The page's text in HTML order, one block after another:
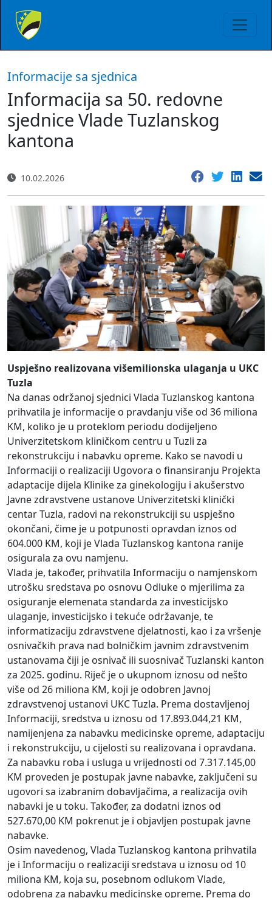
Informacije sa sjednica
Informacija sa 50. redovne
sjednice Vlade Tuzlanskog
kantona
10.02.2026
Uspješno realizovana višemilionska ulaganja u UKC
Tuzla
Na danas održanoj sjednici Vlada Tuzlanskog kantona
prihvatila je informacije o pravdanju više od 36 miliona
KM, koliko je u proteklom periodu dodijeljeno
Univerzitetskom kliničkom centru u Tuzli za
rekonstrukciju i nabavku opreme. Kako se navodi u
Informaciji o realizaciji Ugovora o finansiranju Projekta
adaptacije dijela Klinike za ginekologiju i akušerstvo
Javne zdravstvene ustanove Univerzitetski klinički
centar Tuzla, radovi na rekonstrukciji su uspješno
okončani, čime je u potpunosti opravdan iznos od
604.000 KM, koji je Vlada Tuzlanskog kantona ranije
osigurala za ovu namjenu.
Vlada je, također, prihvatila Informaciju o namjenskom
utrošku sredstava po osnovu Odluke o mjerilima za
osiguranje elemenata standarda za investicijsko
ulaganje, investicijsko i tekuće održavanje, te
informatizaciju zdravstvene djelatnosti, kao i za vršenje
osnivačkih prava nad bolničkim javnim zdravstvenim
ustanovama čiji je osnivač ili suosnivač Tuzlanski kanton
za 2025. godinu. Riječ je o ukupnom iznosu od nešto
više od 26 miliona KM, koji je odobren Javnoj
zdravstvenoj ustanovi UKC Tuzla. Prema dostavljenoj
Informaciji, sredstva u iznosu od 17.893.044,21 KM,
namijenjena za nabavku medicinske opreme, adaptaciju
i rekonstrukciju, u cijelosti su realizovana i opravdana.
Za nabavku roba i usluga u vrijednosti od 7.317.145,00
KM proveden je postupak javne nabavke, zaključeni su
ugovori sa izabranim dobavljačima, a realizacija ovih
nabavki je u toku. Također, za dodatni iznos od
527.670,00 KM pokrenut je i objavljen postupak javne
nabavke.
Osim navedenog, Vlada Tuzlanskog kantona prihvatila
je i Informaciju o realizaciji sredstava u iznosu od 10
miliona KM, koja su, posebnom odlukom Vlade,
odobrena za nabavku medicinske opreme. Prema do